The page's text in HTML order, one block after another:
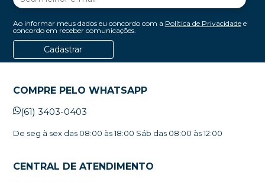
Ao informar meus dados eu concordo com a Política de Privacidadee
concordo em receber comunicações.
Cadastrar
COMPRE PELO WHATSAPP
(61) 3403-0403
De seg à sex das 08:00 às 18:00 Sáb das 08:00 às 12:00
CENTRAL DE ATENDIMENTO